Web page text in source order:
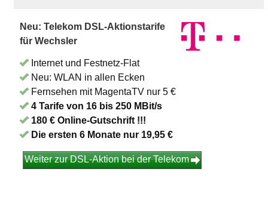
Neu: Telekom DSL-Aktionstarife
für Wechsler
Internet und Festnetz-Flat
Neu: WLAN in allen Ecken
Fernsehen mit MagentaTV nur 5 €
4 Tarife von 16 bis 250 MBit/s
180 € Online-Gutschrift !!!
Die ersten 6 Monate nur 19,95 €
Weiter zur DSL-Aktion bei der Telekom